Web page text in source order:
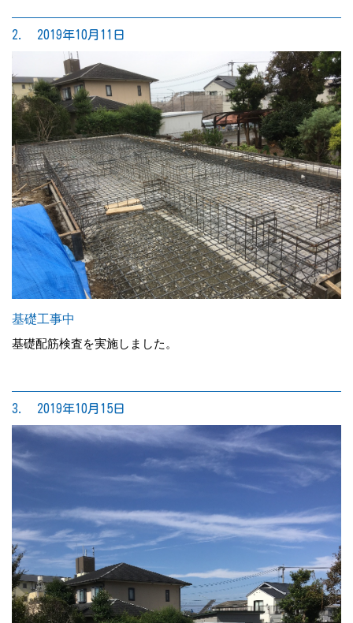
2. 2019年10月11日
基礎工事中
基礎配筋検査を実施しました。
3. 2019年10月15日